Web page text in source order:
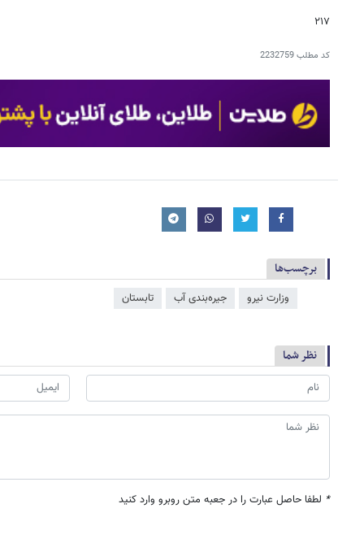
۲۱۷
کد مطلب2232759
برچسب‌ها
وزارت نیرو جیره‌بندی آب تابستان
نظر شما
* لطفا حاصل عبارت را در جعبه متن روبرو وارد کنید